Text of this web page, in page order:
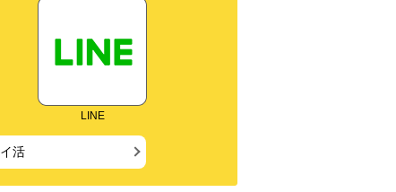
LINE
活